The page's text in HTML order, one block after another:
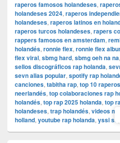
raperos famosos holandeses,
holandeses 2024, raperos
holandeses, raperos latinos en
raperos turcos holandeses, rapers
rappers famosos en amsterdam,
holandés, ronnie flex, ronnie flex
flex viral, sbmg hard, sbmg oeh na na,
sellos discográficos rap holanda,
sevn alias popular, spotify rap
canciones, tabitha rap, top 10
neerlandés, top colaboraciones rap
holandés, top rap 2025 holanda, top
holandeses, trap holandés, videos
holland, youtube rap holanda, yssi sb